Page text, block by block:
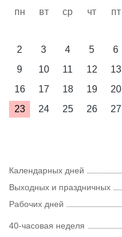
пн вт ср чт пт
2
3 4 5 6
9
10 11 12 13
16
17 18 19 20
23
24 25 26 27
Календарных дней
Выходных и праздничных
Рабочих дней
40-часовая неделя